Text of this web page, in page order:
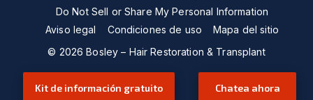
© 2026 Bosley – Hair Restoration & Transplant
Do Not Sell or Share My Personal Information
Aviso legal
Condiciones de uso Mapa del sitio
Kit de información gratuito Chatea ahora